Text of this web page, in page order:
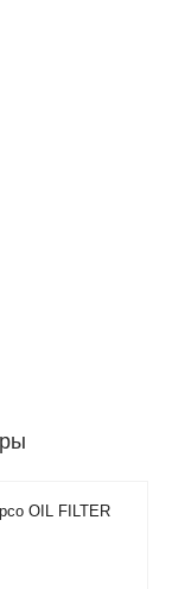
OIL FILTER